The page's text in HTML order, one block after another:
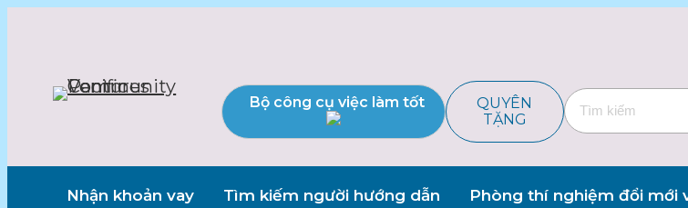
Bộ công cụ việc làm tốt
QUYÊN
TẶNG
Nhận khoản vay Tìm kiếm người hướng dẫn Phòng thí nghiệm đổi mới